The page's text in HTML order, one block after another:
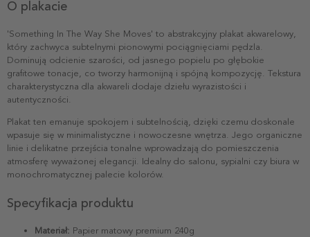
O plakacie
'Something In The Way She Moves' to abstrakcyjny plakat akwarelowy,
który zachwyca subtelnymi pionowymi pociągnięciami pędzla.
Dominują odcienie szarości, od jasnego popielu po głębokie
grafitowe tonacje, co tworzy harmonijną i spójną kompozycję. Tekstura
charakterystyczna dla akwareli dodaje dziełu wyrazistości i
autentyczności.
Plakat ten emanuje spokojem i subtelnością, dzięki czemu doskonale
wpasuje się w minimalistyczne i nowoczesne wnętrza. Jego organiczne
linie i delikatne przejścia tonalne wprowadzają do pomieszczenia
atmosferę wyważonej elegancji. Idealny do salonu, sypialni czy biura w
monochromatycznej palecie kolorów.
Specyfikacja produktu
Materiał: Papier matowy premium 240g